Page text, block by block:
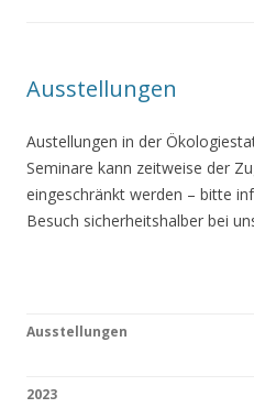
Ausstellungen
Austellungen in der
Seminare kann zeitweise der
eingeschränkt werden – bitte
Besuch sicherheitshalber bei
Ausstellungen
2023